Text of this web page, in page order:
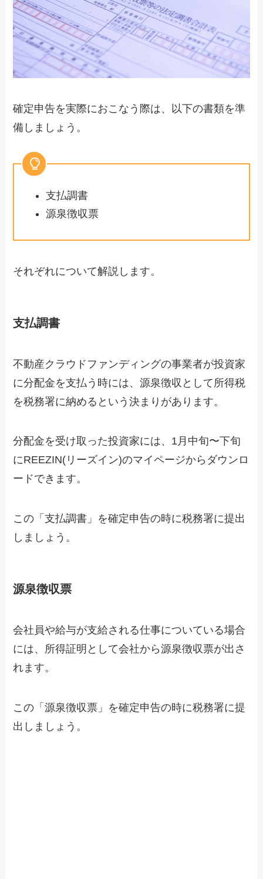
確定申告を実際におこなう際は、以下の書類を準
備しましょう。
支払調書
源泉徴収票
それぞれについて解説します。
支払調書
不動産クラウドファンディングの事業者が投資家
に分配金を支払う時には、源泉徴収として所得税
を税務署に納めるという決まりがあります。
分配金を受け取った投資家には、1月中旬〜下旬
にREEZIN(リーズイン)のマイページからダウンロ
ードできます。
この「支払調書」を確定申告の時に税務署に提出
しましょう。
源泉徴収票
会社員や給与が支給される仕事についている場合
には、所得証明として会社から源泉徴収票が出さ
れます。
この「源泉徴収票」を確定申告の時に税務署に提
出しましょう。